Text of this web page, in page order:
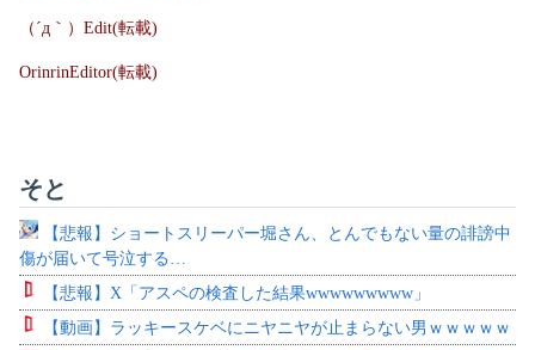
（´д｀）Edit(転載)
OrinrinEditor(転載)
そと
【悲報】ショートスリーパー堀さん、とんでもない量の誹謗中
傷が届いて号泣する…
【悲報】X「アスペの検査した結果wwwwwwwww」
【動画】ラッキースケベにニヤニヤが止まらない男ｗｗｗｗｗ